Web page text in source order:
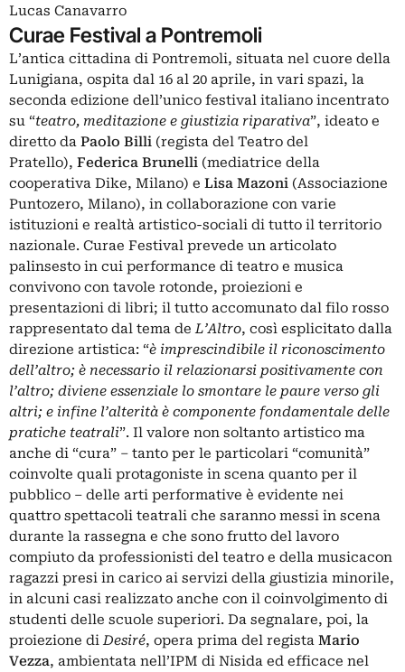
Lucas Canavarro
Curae Festival a Pontremoli
L’antica cittadina di Pontremoli, situata nel cuore della
Lunigiana, ospita dal 16 al 20 aprile, in vari spazi, la
seconda edizione dell’unico festival italiano incentrato
su “teatro, meditazione e giustizia riparativa”, ideato e
diretto da Paolo Billi (regista del Teatro del
Pratello), Federica Brunelli (mediatrice della
cooperativa Dike, Milano) e Lisa Mazoni (Associazione
Puntozero, Milano), in collaborazione con varie
istituzioni e realtà artistico-sociali di tutto il territorio
nazionale. Curae Festival prevede un articolato
palinsesto in cui performance di teatro e musica
convivono con tavole rotonde, proiezioni e
presentazioni di libri; il tutto accomunato dal filo rosso
rappresentato dal tema deL’Altro, così esplicitato dalla
direzione artistica: “è imprescindibile il riconoscimento
dell’altro; è necessario il relazionarsi positivamente con
l’altro; diviene essenziale lo smontare le paure verso gli
altri; e infine l’alterità è componente fondamentale delle
pratiche teatrali”. Il valore non soltanto artistico ma
anche di “cura” – tanto per le particolari “comunità”
coinvolte quali protagoniste in scena quanto per il
pubblico – delle arti performative è evidente nei
quattro spettacoli teatrali che saranno messi in scena
durante la rassegna e che sono frutto del lavoro
compiuto da professionisti del teatro e della musicacon
ragazzi presi in carico ai servizi della giustizia minorile,
in alcuni casi realizzato anche con il coinvolgimento di
studenti delle scuole superiori. Da segnalare, poi, la
proiezione diDesiré, opera prima del regista Mario
Vezza, ambientata nell’IPM di Nisida ed efficace nel